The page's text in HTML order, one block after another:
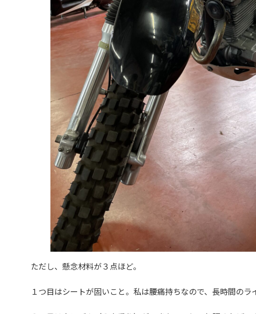
ただし、懸念材料が３点ほど。
１つ目はシートが固いこと。私は腰痛持ちなので、長時間のラ